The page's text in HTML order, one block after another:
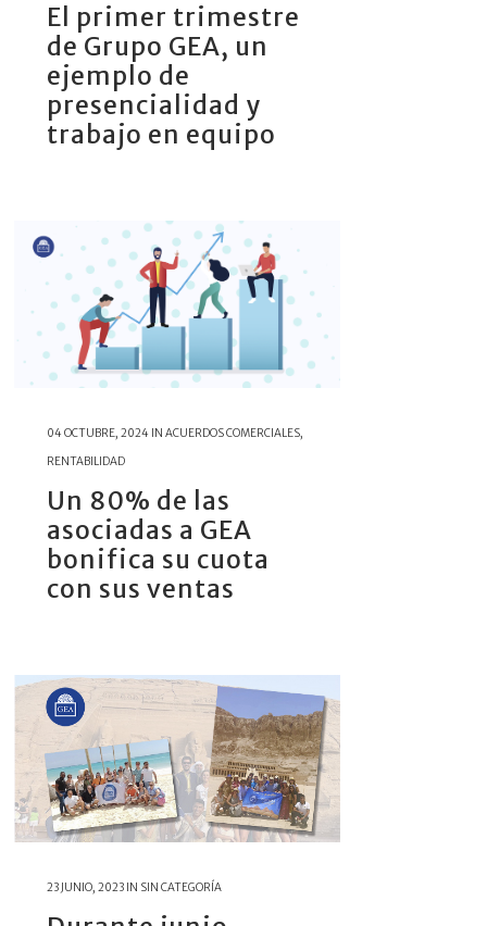
El primer trimestre
de Grupo GEA, un
ejemplo de
presencialidad y
trabajo en equipo
04 OCTUBRE, 2024 INACUERDOS COMERCIALES,
RENTABILIDAD
Un 80% de las
asociadas a GEA
bonifica su cuota
con sus ventas
23 JUNIO, 2023 IN SIN CATEGORÍA